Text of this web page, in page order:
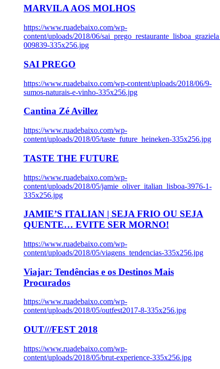
MARVILA AOS MOLHOS
https://www.ruadebaixo.com/wp-
content/uploads/2018/06/
009839-335x256.jpg
SAI PREGO
https://www.ruadebaixo.com/wp-content/uploads/2018/06/9-
sumos-naturais-e-vinho-335x256.jpg
Cantina Zé Avillez
https://www.ruadebaixo.com/wp-
content/uploads/2018/05/taste_future_heineken-335x256.jpg
TASTE THE FUTURE
https://www.ruadebaixo.com/wp-
content/uploads/2018/05/jamie_oliver_italian_lisboa-3976-1-
335x256.jpg
JAMIE’S ITALIAN | SEJA FRIO OU SEJA
QUENTE… EVITE SER MORNO!
https://www.ruadebaixo.com/wp-
content/uploads/2018/05/viagens_tendencias-335x256.jpg
Viajar: Tendências e os Destinos Mais
Procurados
https://www.ruadebaixo.com/wp-
content/uploads/2018/05/outfest2017-8-335x256.jpg
OUT///FEST 2018
https://www.ruadebaixo.com/wp-
content/uploads/2018/05/brut-experience-335x256.jpg